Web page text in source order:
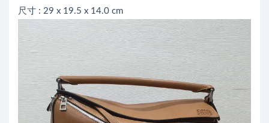
尺寸 : 29 x 19.5 x 14.0 cm